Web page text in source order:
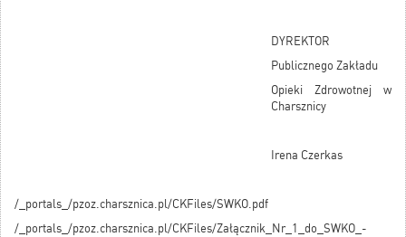
DYREKTOR
Publicznego Zakładu
Opieki Zdrowotnej w
Charsznicy
Irena Czerkas
/_portals_/pzoz.charsznica.pl/CKFiles/SWKO.pdf
/_portals_/pzoz.charsznica.pl/CKFiles/Załącznik_Nr_1_do_SWKO_-